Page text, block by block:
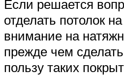
Если решается
отделать потолок
внимание на
прежде чем
пользу таких